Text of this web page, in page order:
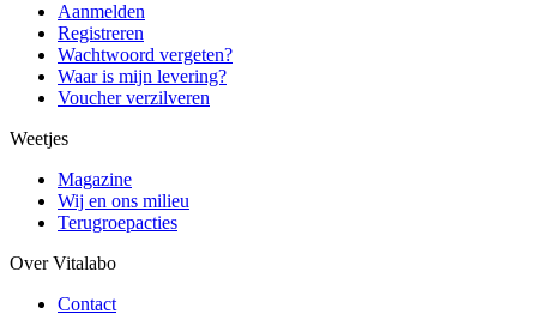
Aanmelden
Registreren
Wachtwoord vergeten?
Waar is mijn levering?
Voucher verzilveren
Weetjes
Magazine
Wij en ons milieu
Terugroepacties
Over Vitalabo
Contact